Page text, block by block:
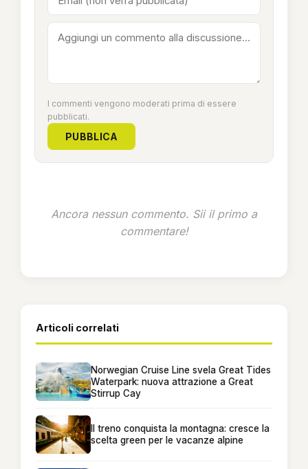
I commenti vengono moderati prima di essere
pubblicati.
PUBBLICA
Ancora nessun commento. Sii il primo a
commentare!
Articoli correlati
Norwegian Cruise Line svela Great Tides
Waterpark: nuova attrazione a Great
Stirrup Cay
Il treno conquista la montagna: cresce la
scelta green per le vacanze alpine